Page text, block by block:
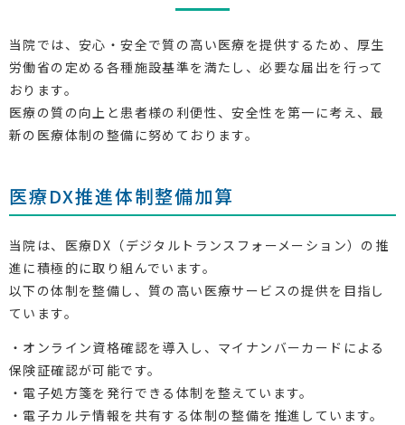
当院では、安心・安全で質の高い医療を提供するため、厚生
労働省の定める各種施設基準を満たし、必要な届出を行って
おります。
医療の質の向上と患者様の利便性、安全性を第一に考え、最
新の医療体制の整備に努めております。
医療DX推進体制整備加算
当院は、医療DX（デジタルトランスフォーメーション）の推
進に積極的に取り組んでいます。
以下の体制を整備し、質の高い医療サービスの提供を目指し
ています。
・オンライン資格確認を導入し、マイナンバーカードによる
保険証確認が可能です。
・電子処方箋を発行できる体制を整えています。
・電子カルテ情報を共有する体制の整備を推進しています。